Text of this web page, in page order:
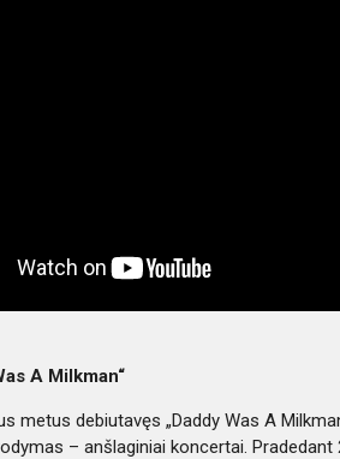
A Milkman“
metus debiutavęs „Daddy Was A
– anšlaginiai koncertai.